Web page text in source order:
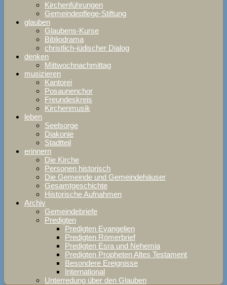
Kirchenführungen
Gemeindepflege-Stiftung
glauben
Glaubens-Kurse
Bibliodrama
christlich-jüdischer Dialog
denken
Mittwochnachmittag
musizieren
Kantorei
Posaunenchor
Freundeskreis
Kirchenmusik
leben
Seelsorge
Diakonie
Stadtteil
erinnern
Die Kirche
Personen historisch
Die Gemeinde und Gemeindehäuser
Gesamtgeschichte
Historische Aufnahmen
Archiv
Gemeindebriefe
Predigten
Predigten Evangelien
Predigten Römerbrief
Predigten Esra und Nehemia
Predigten Propheten Altes Testament
Besondere Ereignisse
International
Unterredung über den Glauben